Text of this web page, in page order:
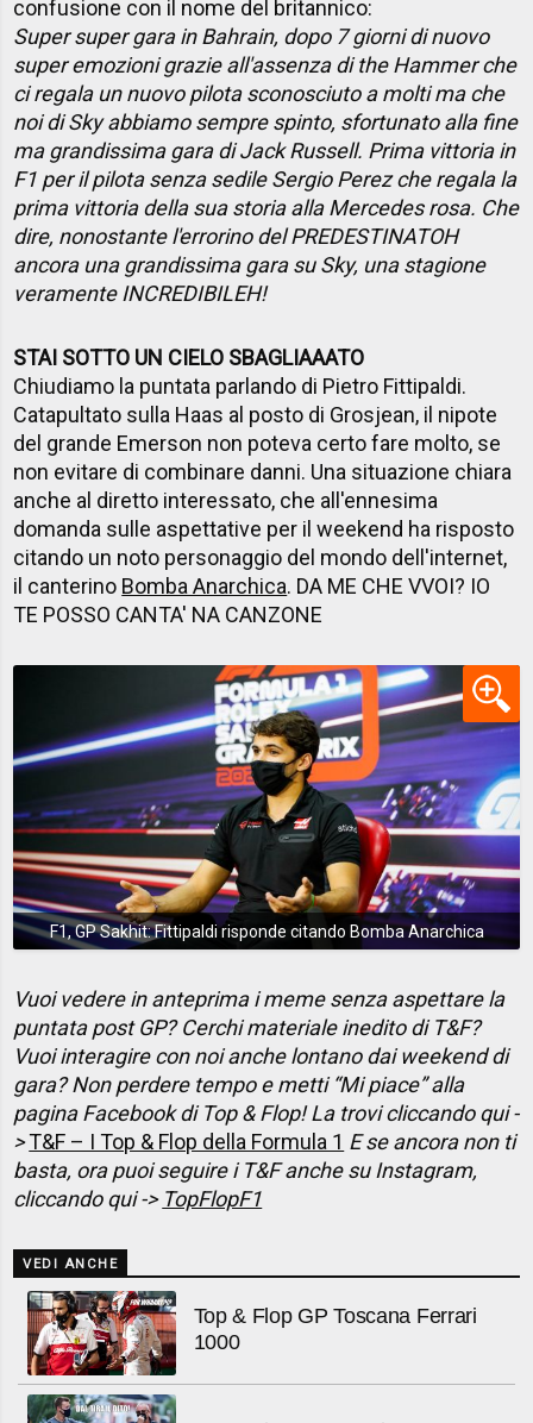
confusione con il nome del britannico:
Super super gara in Bahrain, dopo 7 giorni di nuovo
super emozioni grazie all'assenza di the Hammer che
ci regala un nuovo pilota sconosciuto a molti ma che
noi di Sky abbiamo sempre spinto, sfortunato alla fine
ma grandissima gara di Jack Russell. Prima vittoria in
F1 per il pilota senza sedile Sergio Perez che regala la
prima vittoria della sua storia alla Mercedes rosa. Che
dire, nonostante l'errorino del PREDESTINATOH
ancora una grandissima gara su Sky, una stagione
veramente INCREDIBILEH!
STAI SOTTO UN CIELO SBAGLIAAATO
Chiudiamo la puntata parlando di Pietro Fittipaldi.
Catapultato sulla Haas al posto di Grosjean, il nipote
del grande Emerson non poteva certo fare molto, se
non evitare di combinare danni. Una situazione chiara
anche al diretto interessato, che all'ennesima
domanda sulle aspettative per il weekend ha risposto
citando un noto personaggio del mondo dell'internet,
il canterino Bomba Anarchica. DA ME CHE VVOI? IO
TE POSSO CANTA' NA CANZONE
F1, GP Sakhit: Fittipaldi risponde citando Bomba Anarchica
Vuoi vedere in anteprima i meme senza aspettare la
puntata post GP? Cerchi materiale inedito di T&F?
Vuoi interagire con noi anche lontano dai weekend di
gara? Non perdere tempo e metti “Mi piace” alla
pagina Facebook di Top & Flop! La trovi cliccando qui -
>T&F – I Top & Flop della Formula 1 E se ancora non ti
basta, ora puoi seguire i T&F anche su Instagram,
cliccando qui -> TopFlopF1
VEDI ANCHE
Top & Flop GP Toscana Ferrari
1000